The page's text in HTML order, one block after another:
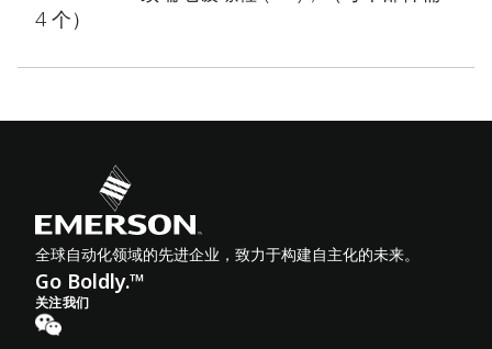
4 个）
全球自动化领域的先进企业，致力于构建自主化的未来。
Go Boldly.™
关注我们